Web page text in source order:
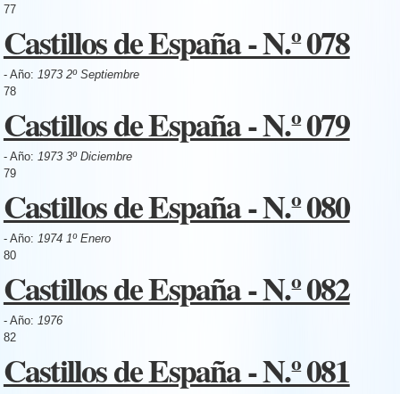
77
Castillos de España - N.º 078
- Año: 1973 2º Septiembre
78
Castillos de España - N.º 079
- Año: 1973 3º Diciembre
79
Castillos de España - N.º 080
- Año: 1974 1º Enero
80
Castillos de España - N.º 082
- Año: 1976
82
Castillos de España - N.º 081